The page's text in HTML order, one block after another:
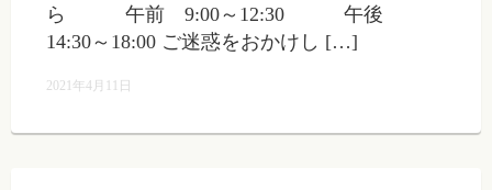
ら 午前 9:00～12:30 午後
14:30～18:00 ご迷惑をおかけし […]
2021年4月11日